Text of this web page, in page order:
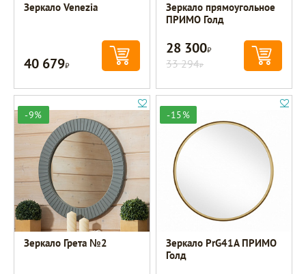
Зеркало Venezia
40 679Р
Зеркало прямоугольное
ПРИМО Голд
28 300Р
33 294Р
-9%
Зеркало Грета №2
-15%
Зеркало PrG41A ПРИМО
Голд